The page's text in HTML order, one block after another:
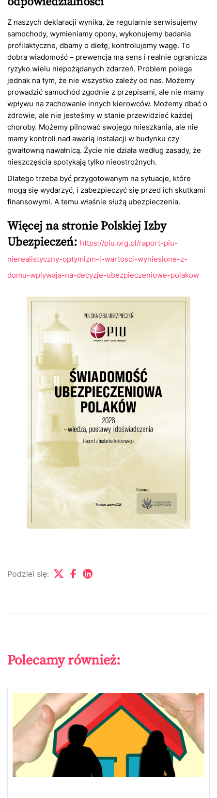
Z naszych deklaracji wynika, że regularnie serwisujemy
samochody, wymieniamy opony, wykonujemy badania
profilaktyczne, dbamy o dietę, kontrolujemy wagę. To
dobra wiadomość – prewencja ma sens i realnie ogranicza
ryzyko wielu niepożądanych zdarzeń. Problem polega
jednak na tym, że nie wszystko zależy od nas. Możemy
prowadzić samochód zgodnie z przepisami, ale nie mamy
wpływu na zachowanie innych kierowców. Możemy dbać o
zdrowie, ale nie jesteśmy w stanie przewidzieć każdej
choroby. Możemy pilnować swojego mieszkania, ale nie
mamy kontroli nad awarią instalacji w budynku czy
gwałtowną nawałnicą. Życie nie działa według zasady, że
nieszczęścia spotykają tylko nieostrożnych.
Dlatego trzeba być przygotowanym na sytuacje, które
mogą się wydarzyć, i zabezpieczyć się przed ich skutkami
finansowymi. A temu właśnie służą ubezpieczenia.
Więcej na stronie Polskiej Izby
Ubezpieczeń: https://piu.org.pl/raport-piu-
nierealistyczny-optymizm-i-wartosci-wyniesione-z-
domu-wplywaja-na-decyzje-ubezpieczeniowe-polakow
Podziel się:
Polecamy również: